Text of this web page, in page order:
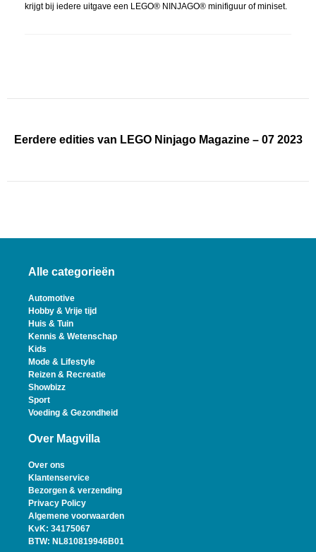
krijgt bij iedere uitgave een LEGO® NINJAGO® minifiguur of miniset.
Eerdere edities van LEGO Ninjago Magazine – 07 2023
Alle categorieën
Automotive
Hobby & Vrije tijd
Huis & Tuin
Kennis & Wetenschap
Kids
Mode & Lifestyle
Reizen & Recreatie
Showbizz
Sport
Voeding & Gezondheid
Over Magvilla
Over ons
Klantenservice
Bezorgen & verzending
Privacy Policy
Algemene voorwaarden
KvK: 34175067
BTW: NL810819946B01